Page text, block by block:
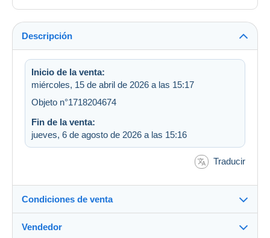
Descripción
Inicio de la venta:
miércoles, 15 de abril de 2026 a las 15:17
Objeto n°1718204674
Fin de la venta:
jueves, 6 de agosto de 2026 a las 15:16
Traducir
Condiciones de venta
Vendedor